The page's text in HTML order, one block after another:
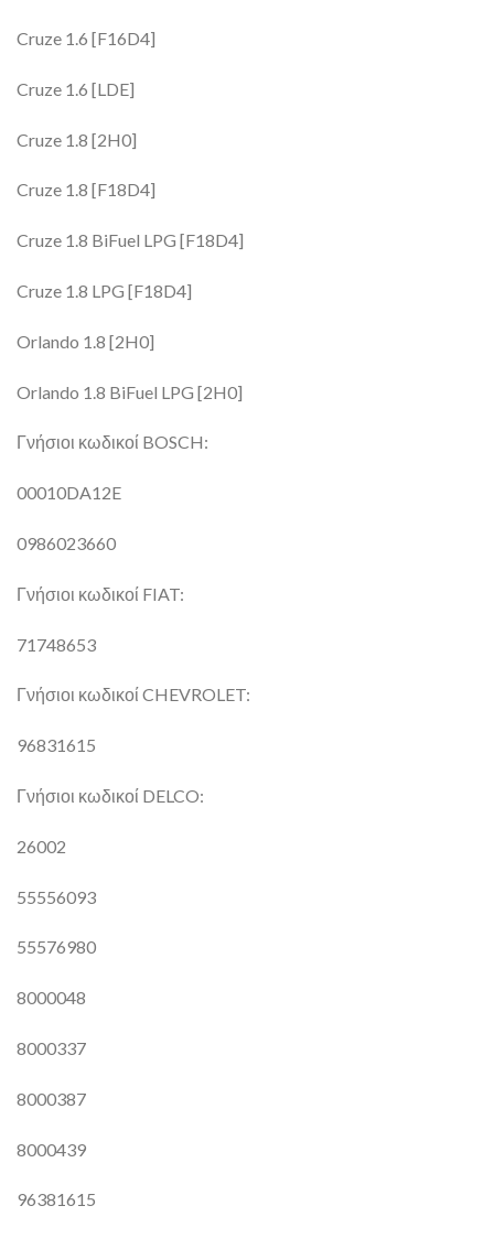
Cruze 1.6 [F16D4]
Cruze 1.6 [LDE]
Cruze 1.8 [2H0]
Cruze 1.8 [F18D4]
Cruze 1.8 BiFuel LPG [F18D4]
Cruze 1.8 LPG [F18D4]
Orlando 1.8 [2H0]
Orlando 1.8 BiFuel LPG [2H0]
Γνήσιοι κωδικοί BOSCH:
00010DA12E
0986023660
Γνήσιοι κωδικοί FIAT:
71748653
Γνήσιοι κωδικοί CHEVROLET:
96831615
Γνήσιοι κωδικοί DELCO:
26002
55556093
55576980
8000048
8000337
8000387
8000439
96381615